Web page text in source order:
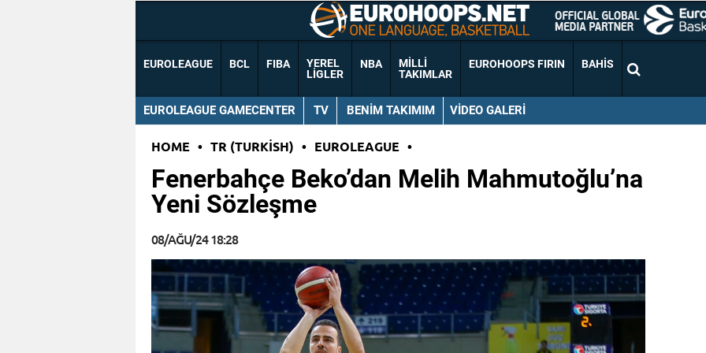
EUROLEAGUE BCL FIBA
YEREL
LIGLER
NBA
MILLI
TAKIMLAR
EUROHOOPS FIRIN BAHIS
EUROLEAGUE GAMECENTER TV BENIM TAKIMIM VIDEO GALERI
HOME • TR (TURKISH) • EUROLEAGUE •
Fenerbahçe Beko’dan Melih Mahmutoğlu’na
Yeni Sözleşme
08/AĞU/24 18:28